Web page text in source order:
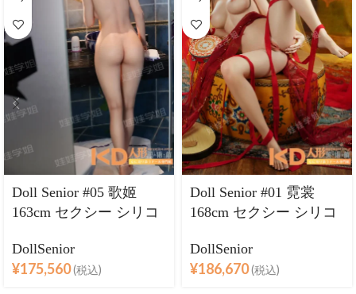
Doll Senior #05 歌姬
163cm セクシー シリコ
ラブドール巨乳
DollSenior
¥175,560(税込)
Doll Senior #01 霓裳
168cm セクシー シリコ
ラブドール良乳
DollSenior
¥186,670(税込)